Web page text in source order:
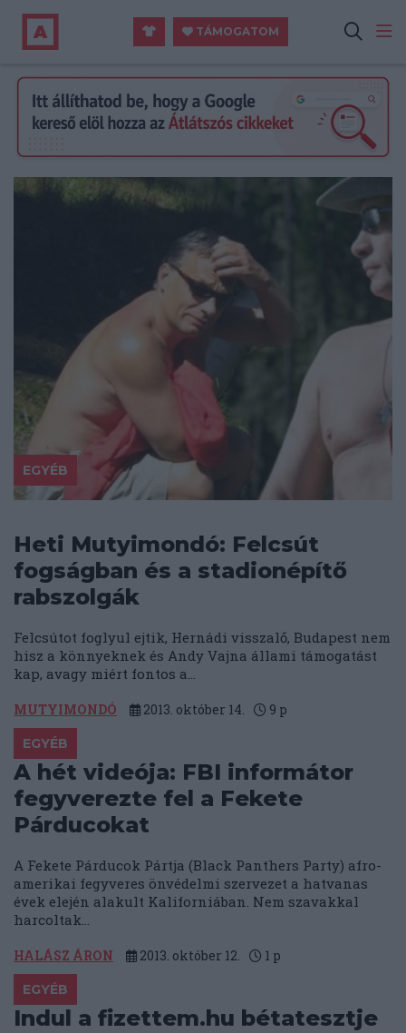
TÁMOGATOM
EGYÉB
Heti Mutyimondó: Felcsút
fogságban és a stadionépítő
rabszolgák
Felcsútot foglyul ejtik, Hernádi visszalő, Budapest nem
hisz a könnyeknek és Andy Vajna állami támogatást
kap, avagy miért fontos a...
MUTYIMONDÓ 2013. október 14. 9 p
EGYÉB
A hét videója: FBI informátor
fegyverezte fel a Fekete
Párducokat
A Fekete Párducok Pártja (Black Panthers Party) afro-
amerikai fegyveres önvédelmi szervezet a hatvanas
évek elején alakult Kaliforniában. Nem szavakkal
harcoltak...
HALÁSZ ÁRON 2013. október 12. 1 p
EGYÉB
Indul a fizettem.hu bétatesztje